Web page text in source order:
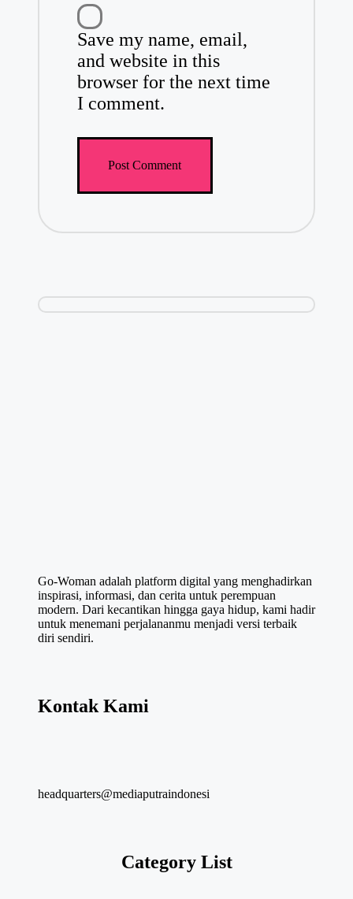
Save my name, email,
and website in this
browser for the next time
I comment.
Go-Woman adalah platform digital yang menghadirkan
inspirasi, informasi, dan cerita untuk perempuan
modern. Dari kecantikan hingga gaya hidup, kami hadir
untuk menemani perjalananmu menjadi versi terbaik
diri sendiri.
Kontak Kami
headquarters@mediaputraindonesi
Category List